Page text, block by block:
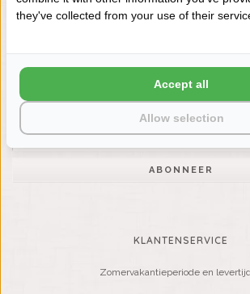
+31 (0) 575
Wilt u op de hoogte blijven?
Word lid van onze mailinglijst:
ABONNEER
KLANTENSERVICE
Zomervakantieperiode en
they've collected from your use of their
Allow selection
Accept all